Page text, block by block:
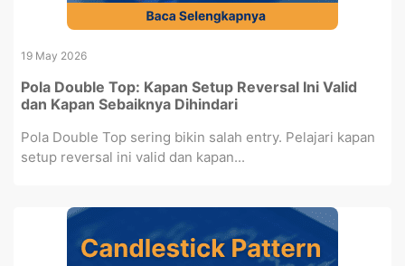
19 May 2026
Pola Double Top: Kapan Setup Reversal Ini Valid
dan Kapan Sebaiknya Dihindari
Pola Double Top sering bikin salah entry. Pelajari kapan
setup reversal ini valid dan kapan...